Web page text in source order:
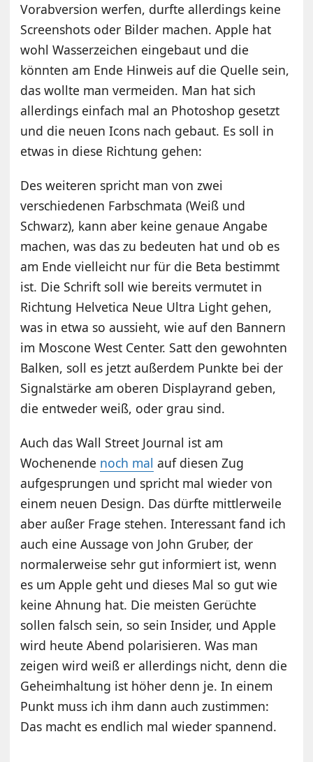
Vorabversion werfen, durfte allerdings keine
Screenshots oder Bilder machen. Apple hat
wohl Wasserzeichen eingebaut und die
könnten am Ende Hinweis auf die Quelle sein,
das wollte man vermeiden. Man hat sich
allerdings einfach mal an Photoshop gesetzt
und die neuen Icons nach gebaut. Es soll in
etwas in diese Richtung gehen:
Des weiteren spricht man von zwei
verschiedenen Farbschmata (Weiß und
Schwarz), kann aber keine genaue Angabe
machen, was das zu bedeuten hat und ob es
am Ende vielleicht nur für die Beta bestimmt
ist. Die Schrift soll wie bereits vermutet in
Richtung Helvetica Neue Ultra Light gehen,
was in etwa so aussieht, wie auf den Bannern
im Moscone West Center. Satt den gewohnten
Balken, soll es jetzt außerdem Punkte bei der
Signalstärke am oberen Displayrand geben,
die entweder weiß, oder grau sind.
Auch das Wall Street Journal ist am
Wochenende noch mal auf diesen Zug
aufgesprungen und spricht mal wieder von
einem neuen Design. Das dürfte mittlerweile
aber außer Frage stehen. Interessant fand ich
auch eine Aussage von John Gruber, der
normalerweise sehr gut informiert ist, wenn
es um Apple geht und dieses Mal so gut wie
keine Ahnung hat. Die meisten Gerüchte
sollen falsch sein, so sein Insider, und Apple
wird heute Abend polarisieren. Was man
zeigen wird weiß er allerdings nicht, denn die
Geheimhaltung ist höher denn je. In einem
Punkt muss ich ihm dann auch zustimmen:
Das macht es endlich mal wieder spannend.